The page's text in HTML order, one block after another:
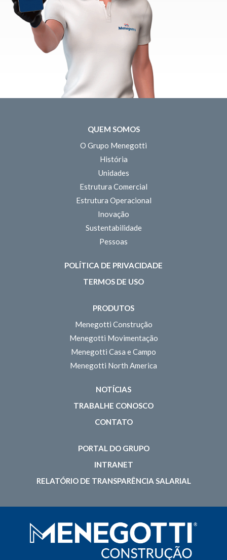
QUEM SOMOS
O Grupo Menegotti
História
Unidades
Estrutura Comercial
Estrutura Operacional
Inovação
Sustentabilidade
Pessoas
POLÍTICA DE PRIVACIDADE
TERMOS DE USO
PRODUTOS
Menegotti Construção
Menegotti Movimentação
Menegotti Casa e Campo
Menegotti North America
NOTÍCIAS
TRABALHE CONOSCO
CONTATO
PORTAL DO GRUPO
INTRANET
RELATÓRIO DE TRANSPARÊNCIA SALARIAL